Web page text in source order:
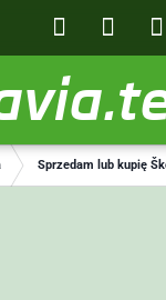
Sprzedam lub kupię